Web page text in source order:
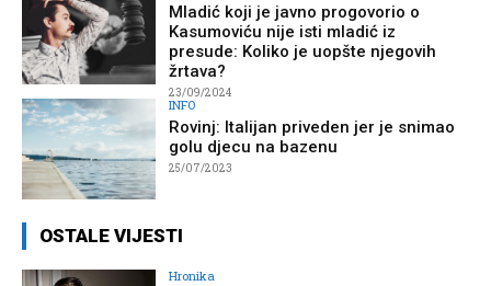
Mladić koji je javno progovorio o
Kasumoviću nije isti mladić iz
presude: Koliko je uopšte njegovih
žrtava?
23/09/2024
INFO
Rovinj: Italijan priveden jer je snimao
golu djecu na bazenu
25/07/2023
OSTALE VIJESTI
Hronika